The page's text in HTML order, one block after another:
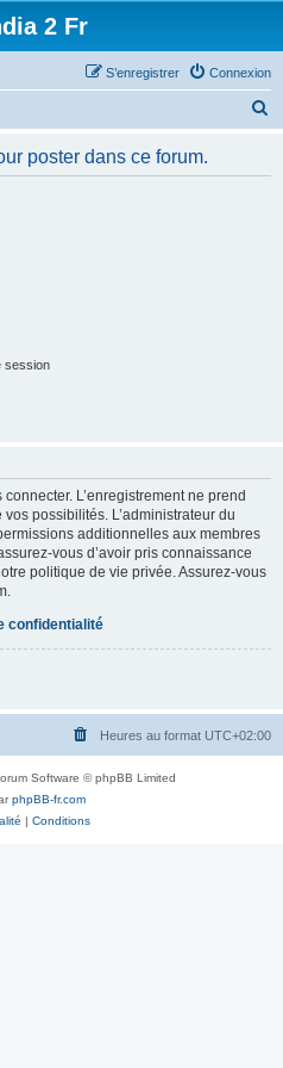
2 Fr
Connexion
S’enregistrer
poster dans ce forum.
session
L’enregistrement ne prend
possibilités. L’administrateur du
additionnelles aux membres
vous d’avoir pris connaissance
politique de vie privée. Assurez-vous
confidentialité
Heures au format UTC+02:00
Software © phpBB Limited
phpBB-fr.com
| Conditions